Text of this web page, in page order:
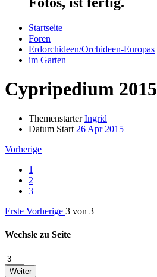
Startseite
Foren
Erdorchideen/Orchideen-Europas
im Garten
Cypripedium 2015
Themenstarter Ingrid
Datum Start 26 Apr 2015
Vorherige
1
2
3
Erste Vorherige 3 von 3
Wechsle zu Seite
Weiter